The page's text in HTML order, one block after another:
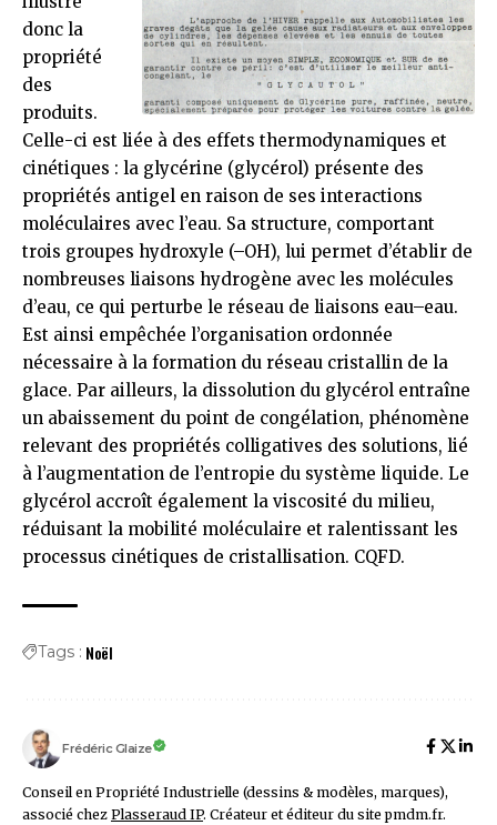
donc la
propriété
des
produits.
Celle-ci est liée à des effets thermodynamiques et
cinétiques : la glycérine (glycérol) présente des
propriétés antigel en raison de ses interactions
moléculaires avec l’eau. Sa structure, comportant
trois groupes hydroxyle (–OH), lui permet d’établir de
nombreuses liaisons hydrogène avec les molécules
d’eau, ce qui perturbe le réseau de liaisons eau–eau.
Est ainsi empêchée l’organisation ordonnée
nécessaire à la formation du réseau cristallin de la
glace. Par ailleurs, la dissolution du glycérol entraîne
un abaissement du point de congélation, phénomène
relevant des propriétés colligatives des solutions, lié
à l’augmentation de l’entropie du système liquide. Le
glycérol accroît également la viscosité du milieu,
réduisant la mobilité moléculaire et ralentissant les
processus cinétiques de cristallisation. CQFD.
Tags : Noël
Frédéric Glaize
Conseil en Propriété Industrielle (dessins & modèles, marques),
associé chez Plasseraud IP. Créateur et éditeur du site pmdm.fr.